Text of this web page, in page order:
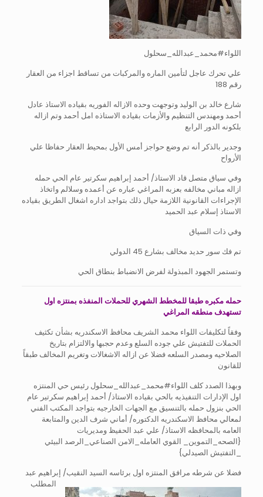
اللواء#محمد_عبدالله_سحلول
علي تحرك عاجل لتأمين الماره والمركبات من تساقط اجزاء من العقار
رقم 188
شارع خالد بن الوليد وتوجهت وحده الازاله الفوريه بقياده الاستاذ عادل
أحمد ومهندس التنظيم والأزمات بقياده الاستاذه امل أحمد وتم ازاله
بلكونه الدور الرابع
وجدير بالذكر أنه تم وضع حواجز أمس الأول بمحيط العقار حفاظا علي
الأرواح
وفي سياق متصل قاد الاستاذ/ أحمد إبراهيم سكرتير عام الحي حمله
ازاله مباني مخالفه بعزبه المراغي عباره عن أعمده وسلالم واتخاذ
الإجراءات القانونية اللازمة حيال ذلك بتواجد اداره اشغال الطريق بقياده
الاستاذ إسلام عبد الحميد
وفي ذات السياق
تم فك سور حديد مخالف بشارع 45 الدولي
وتستمر الجهود المبذولة لفرض الانضباط بنطاق الحي
حمله مكبره طبقا للمخطط الشهري للحملات المنفذه بمنتزه اول
تستهدف منطقه المراغي
وفقاً لتكليفات اللواء محمد الشريف محافظ الاسكندريه بشأن تكثيف
الحملات للتفتيش علي جوده السلع وعدم حجبها والالتزام بتاريخ
الصلاحيه ومصدر السلعه فضلا عن ازاله الاشغالات وتغريم المخالف طبقاً
للقانون
وبهذا الصدد كلف اللواء#محمد_عبدالله_سحلول رئيس حي المنتزه
اول الإدارات التنفيذيه بالحي بقياده الاستاذ/ أحمد إبراهيم سكرتير عام
الحي بنزول حمله بالتنسيق مع الجهات الخارجيه بتواجد المكتب الفني
لمعالي محافظ الاسكندريه الدكتوره/ أماني شرف الدين والمتابعة
العامه بالمحافظه الاستاذ/ علي عبد الحفيظ ومديريات
{الصحه_التموين_ القوي العامله_الامن الصناعي_الرصد البيئي
_التفتيش الصيدلي}
فضلا عن شرطه مرافق المنتزه اول برئاسه السيد النقيب/ إبراهيم عبد
المطلب